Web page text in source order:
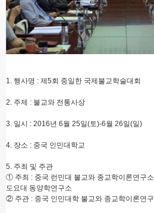
1. 행사명 : 제5회 중일한 국제불교학술대회
2. 주제 : 불교와 전통사상
3. 일시 : 2016년 6월 25일(토)-6월 26일(일)
4. 장소 : 중국 인민대학교
5. 주최 및 주관
① 주최 : 중국 런민대 불교와 종교학이론연구소
도요대 동양학연구소
② 주관 : 중국 인민대학 불교와 종교학이론연